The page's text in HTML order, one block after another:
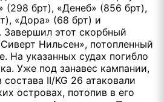
(298 брт), «Денеб» (856 брт),
«Дора» (68 брт) и
Завершил этот скорбный
Нильсен», потопленный
На указанных судах погибло
Уже под занавес кампании,
II/KG 26 атаковали
островах, потопив в его